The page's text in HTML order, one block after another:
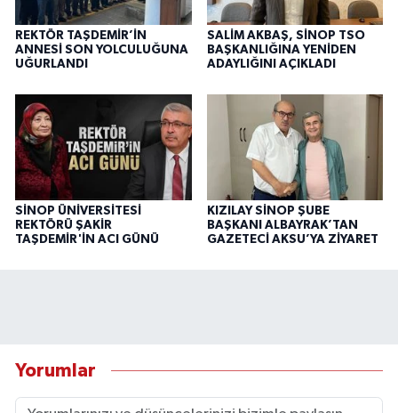
REKTÖR TAŞDEMİR’İN
ANNESİ SON YOLCULUĞUNA
UĞURLANDI
SALİM AKBAŞ, SİNOP TSO
BAŞKANLIĞINA YENİDEN
ADAYLIĞINI AÇIKLADI
SİNOP ÜNİVERSİTESİ
REKTÖRÜ ŞAKİR
TAŞDEMİR'İN ACI GÜNÜ
KIZILAY SİNOP ŞUBE
BAŞKANI ALBAYRAK’TAN
GAZETECİ AKSU’YA ZİYARET
Yorumlar